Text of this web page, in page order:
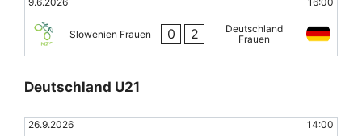
Slowenien Frauen 0 2
Deutschland
Frauen
Deutschland U21
26.9.2026 14:00